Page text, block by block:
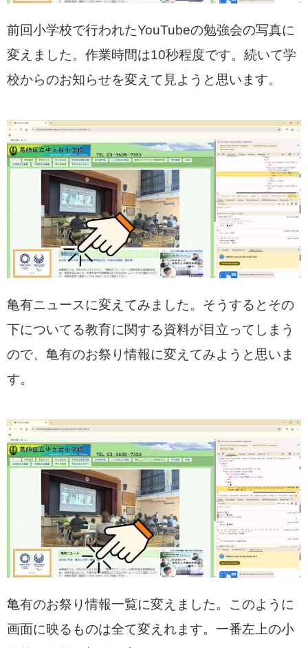
前回小学校で行われたYouTubeの勉強会の写真に
変えました。作業時間は10秒程度です。続いて学
校からのお知らせを変えて見ようと思います。
亀有ニュースに変えてみました。そうするとその
下についてる教育に関する資料が目立ってしまう
ので、亀有のお祭り情報に変えてみようと思いま
す。
亀有のお祭り情報一覧に変えました。このように
画面に映るものは全て変えれます。一番左上の小